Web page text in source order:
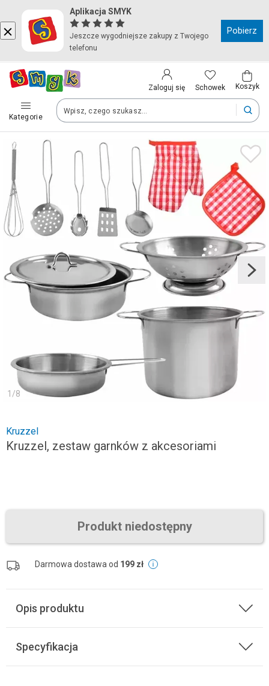
Aplikacja SMYK
Jeszcze wygodniejsze zakupy z Twojego
telefonu
Pobierz
Zaloguj się Schowek Koszyk
Kategorie
Kraj i język
Polska (Poland)
Twoje zamówienia dostarczymy na teren wybranego kraju.
Język
Polski
Po zmianie kraju część produktów może zostać usunięta z
Zapisz
1 /8
Kruzzel
Kruzzel, zestaw garnków z akcesoriami
Produkt niedostępny
Darmowa dostawa od 199 zł
Opis produktu
Specyfikacja